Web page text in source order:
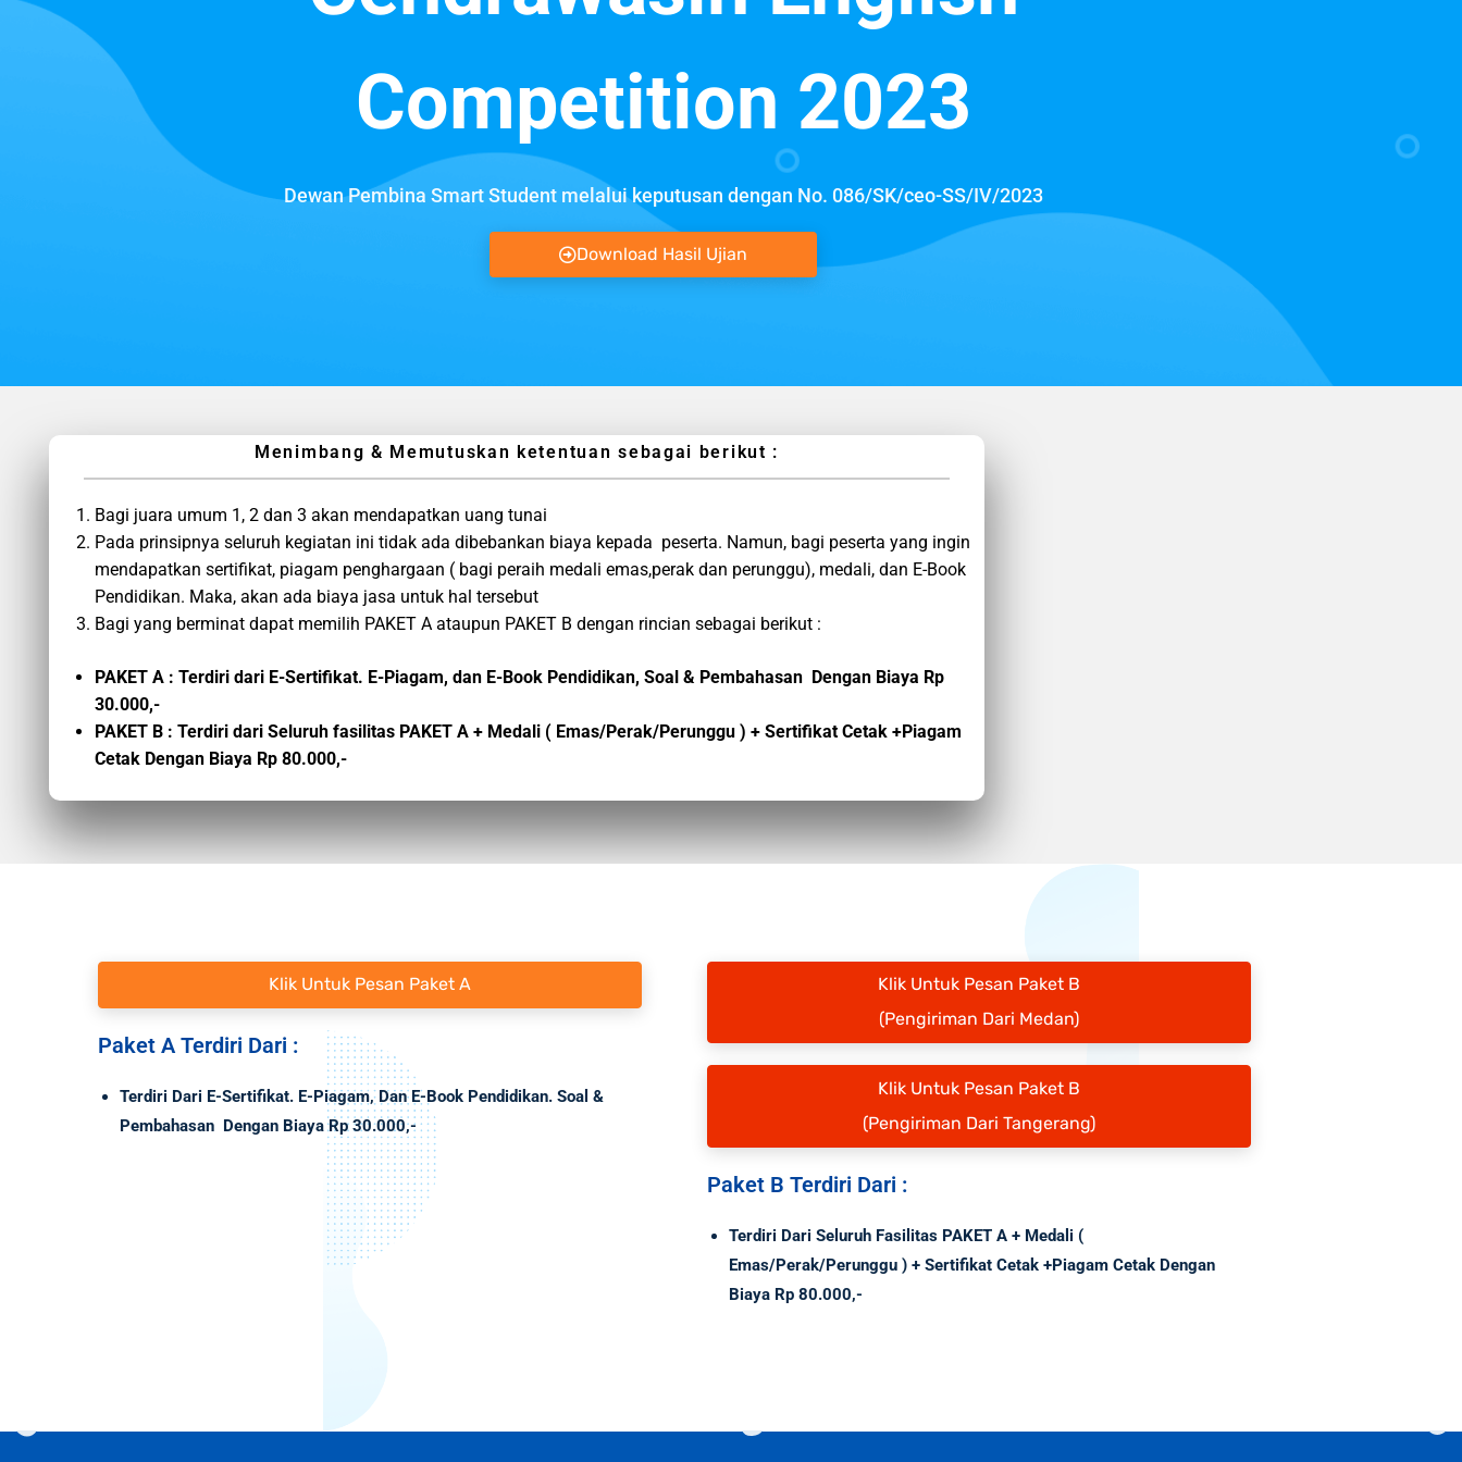
Competition 2023
Dewan Pembina Smart Student melalui keputusan dengan No. 086/SK/ceo-SS/IV/2023
Download Hasil Ujian
Menimbang & Memutuskan ketentuan sebagai berikut :
Bagi juara umum 1, 2 dan 3 akan mendapatkan uang tunai
Pada prinsipnya seluruh kegiatan ini tidak ada dibebankan biaya kepada peserta. Namun, bagi peserta yang ingin
mendapatkan sertifikat, piagam penghargaan ( bagi peraih medali emas,perak dan perunggu), medali, dan E-Book
Pendidikan. Maka, akan ada biaya jasa untuk hal tersebut
Bagi yang berminat dapat memilih PAKET A ataupun PAKET B dengan rincian sebagai berikut :
PAKET A : Terdiri dari E-Sertifikat. E-Piagam, dan E-Book Pendidikan, Soal & Pembahasan Dengan Biaya Rp
30.000,-
PAKET B : Terdiri dari Seluruh fasilitas PAKET A + Medali ( Emas/Perak/Perunggu ) + Sertifikat Cetak +Piagam
Cetak Dengan Biaya Rp 80.000,-
Klik Untuk Pesan Paket A
Paket A Terdiri Dari :
Terdiri Dari E-Sertifikat. E-Piagam, Dan E-Book Pendidikan. Soal &
Pembahasan Dengan Biaya Rp 30.000,-
Klik Untuk Pesan Paket B
(Pengiriman Dari Medan)
Klik Untuk Pesan Paket B
(Pengiriman Dari Tangerang)
Paket B Terdiri Dari :
Terdiri Dari Seluruh Fasilitas PAKET A + Medali (
Emas/Perak/Perunggu ) + Sertifikat Cetak +Piagam Cetak Dengan
Biaya Rp 80.000,-